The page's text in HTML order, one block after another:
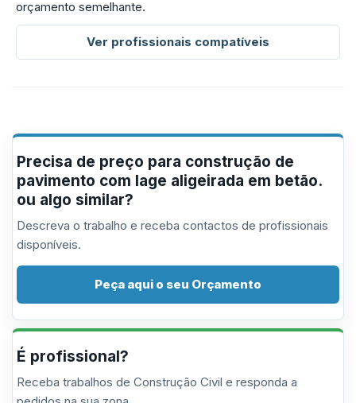
orçamento semelhante.
Ver profissionais compatíveis
Precisa de preço para construção de
pavimento com lage aligeirada em betão.
ou algo similar?
Descreva o trabalho e receba contactos de profissionais
disponíveis.
Peça aqui o seu Orçamento
É profissional?
Receba trabalhos de Construção Civil e responda a